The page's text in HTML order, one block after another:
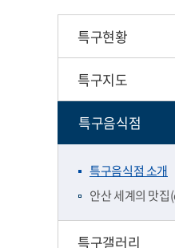
특구현황
특구지도
특구음식점
특구음식점 소개
안산 세계의 맛
특구갤러리